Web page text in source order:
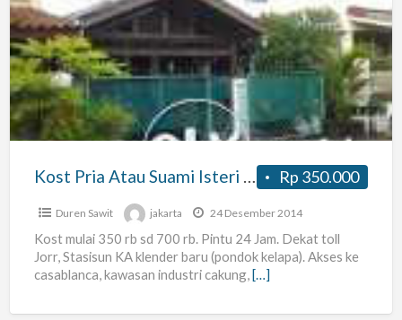
Pria
Atau
Suami
Isteri
Pondok
Kelapa
Rp 350.000
Kost Pria Atau Suami Isteri Pondok Kelapa
Duren Sawit jakarta 24 Desember 2014
Kost mulai 350 rb sd 700 rb. Pintu 24 Jam. Dekat toll
Jorr, Stasisun KA klender baru (pondok kelapa). Akses ke
casablanca, kawasan industri cakung,[…]